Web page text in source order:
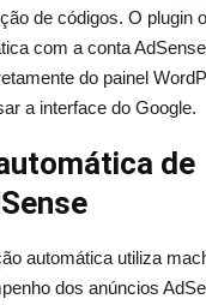
de códigos. O plugin
com a conta
do painel
a interface do Google.
de
automática utiliza
dos anúncios